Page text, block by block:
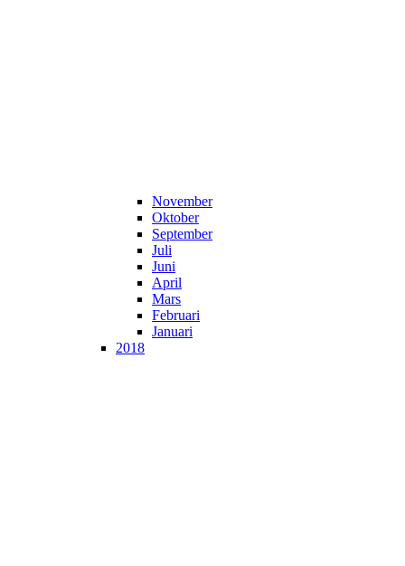
November
Oktober
September
Juli
Juni
April
Mars
Februari
Januari
2018